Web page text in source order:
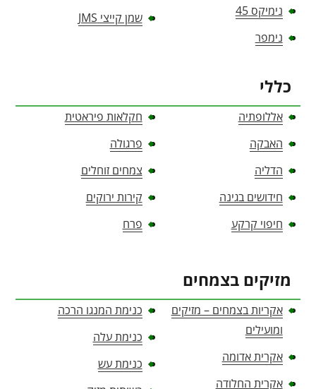
נימיקס 45
נימפר
שמן קייצי JMS
כללי
אללופתיה
האבקה
הדליה
חידושים בגינה
חיפוי קרקע
חקלאות פיראטית
פרגולה
צמחים זוחלים
קירות ירוקים
פרח
מזיקים בצמחים
אקריות בצמחים – מזיקים
ומועילים
אקרית אדומה
אקרית החלודה
כנימת המנגו הרכה
כנימת עלה
כנימת עש